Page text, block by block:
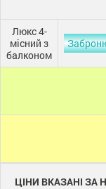
Люкс 4-
місний з
балконом
ЦІНИ ВКАЗАНІ ЗА